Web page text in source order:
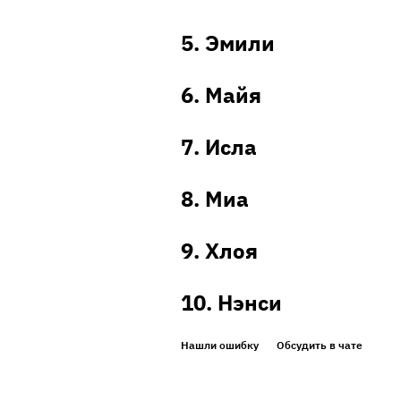
5. Эмили
6. Майя
7. Исла
8. Миа
9. Хлоя
10. Нэнси
Нашли ошибку Обсудить в чате